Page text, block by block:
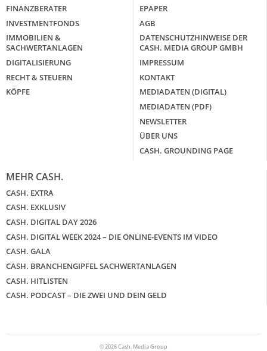
FINANZBERATER
INVESTMENTFONDS
IMMOBILIEN &
SACHWERTANLAGEN
DIGITALISIERUNG
RECHT & STEUERN
KÖPFE
EPAPER
AGB
DATENSCHUTZHINWEISE DER
CASH. MEDIA GROUP GMBH
IMPRESSUM
KONTAKT
MEDIADATEN (DIGITAL)
MEDIADATEN (PDF)
NEWSLETTER
ÜBER UNS
CASH. GROUNDING PAGE
MEHR CASH.
CASH. EXTRA
CASH. EXKLUSIV
CASH. DIGITAL DAY 2026
CASH. DIGITAL WEEK 2024 – DIE ONLINE-EVENTS IM VIDEO
CASH. GALA
CASH. BRANCHENGIPFEL SACHWERTANLAGEN
CASH. HITLISTEN
CASH. PODCAST – DIE ZWEI UND DEIN GELD
© 2026 Cash. Media Group